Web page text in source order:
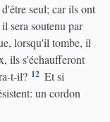
seul; car ils ont
sera soutenu par
lorsqu'il tombe, il
ils s'échaufferont
t-il? 12 Et si
un cordon